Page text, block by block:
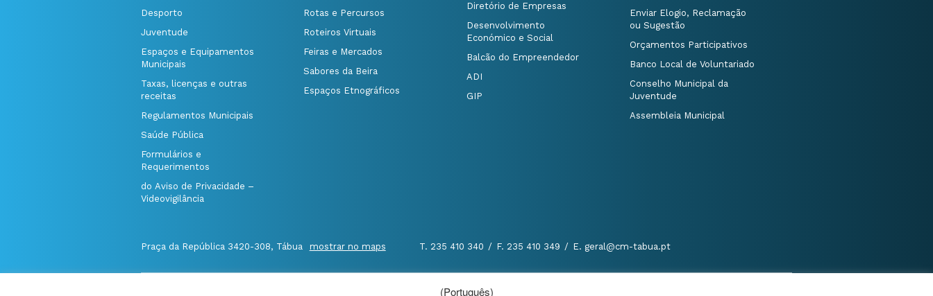
Desporto
Juventude
Espaços e Equipamentos
Municipais
Taxas, licenças e outras
receitas
Regulamentos Municipais
Saúde Pública
Formulários e
Requerimentos
do Aviso de Privacidade –
Videovigilância
Rotas e Percursos
Roteiros Virtuais
Feiras e Mercados
Sabores da Beira
Espaços Etnográficos
Diretório de Empresas
Desenvolvimento
Económico e Social
Balcão do Empreendedor
ADI
GIP
Enviar Elogio, Reclamação
ou Sugestão
Orçamentos Participativos
Banco Local de Voluntariado
Conselho Municipal da
Juventude
Assembleia Municipal
Praça da República 3420-308, Tábua mostrar no maps T. 235 410 340 / F. 235 410 349 / E. geral@cm-tabua.pt
(Português)